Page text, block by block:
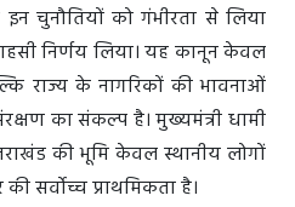
चुनौतियों को गंभीरता से लिया
निर्णय लिया। यह कानून केवल
राज्य के नागरिकों की भावनाओं
का संकल्प है। मुख्यमंत्री धामी
की भूमि केवल स्थानीय लोगों
सर्वोच्च प्राथमिकता है।